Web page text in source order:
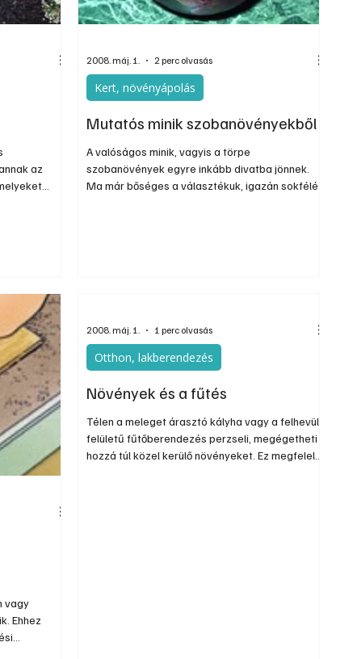
az
Mutatós minik szobanövényekből
A valóságos minik, vagyis a törpe
szobanövények egyre inkább divatba jönnek.
Ma már bőséges a választékuk, igazán sokfélét
ne
Kert, növényápolás
2008. máj. 1. 2 perc olvasás
vagy
Ehhez
Növények és a fűtés
Télen a meleget árasztó kályha vagy a felhevült
felületű fűtőberendezés perzseli, megégetheti a
hozzá túl közel kerülő növényeket. Ez megfelelő
Otthon, lakberendezés
2008. máj. 1. 1 perc olvasás